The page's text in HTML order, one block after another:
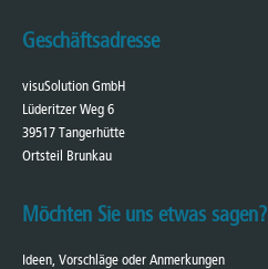
Geschäftsadresse
visuSolution GmbH
Lüderitzer Weg 6
39517 Tangerhütte
Ortsteil Brunkau
Möchten Sie uns etwas sagen?
Ideen, Vorschläge oder Anmerkungen